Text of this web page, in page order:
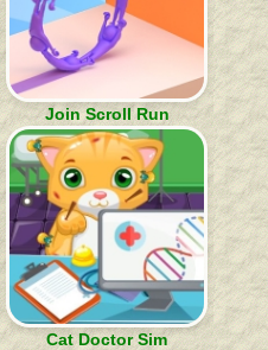
Join Scroll Run
Cat Doctor Sim